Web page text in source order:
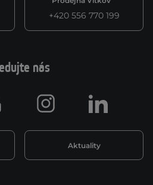
+420 556 770 199
nás
Aktuality
Instagram LinkedIn